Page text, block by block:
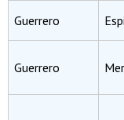
Guerrero
Guerrero